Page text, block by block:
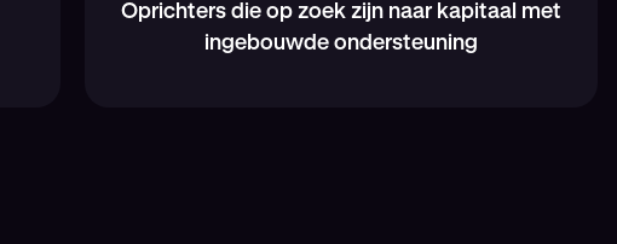
Oprichters die op zoek zijn naar kapitaal met
ingebouwde ondersteuning